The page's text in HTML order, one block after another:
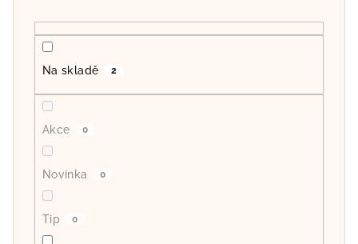
Na skladě 2
Akce 0
Novinka 0
Tip 0